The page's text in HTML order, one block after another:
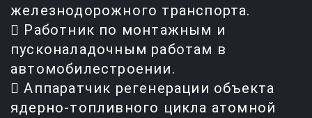
железнодорожного транспорта.
 Работник по монтажным и
пусконаладочным работам в
автомобилестроении.
 Аппаратчик регенерации объекта
ядерно-топливного цикла атомной